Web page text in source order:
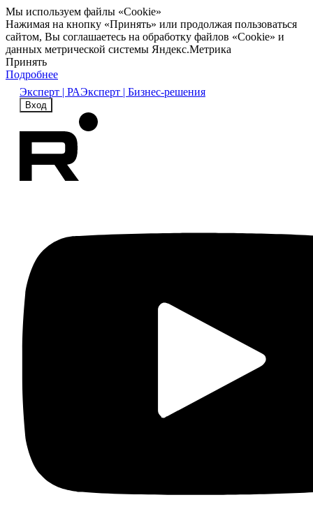
Мы используем файлы «Cookie»
Нажимая на кнопку «Принять» или продолжая пользоваться
сайтом, Вы соглашаетесь на обработку файлов «Cookie» и
данных метрической системы Яндекс.Метрика
Принять
Подробнее
Эксперт | РАЭксперт | Бизнес-решения
Вход